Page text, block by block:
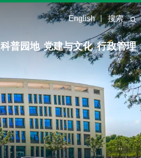
English 搜索
科普园地 党建与文化 行政管理